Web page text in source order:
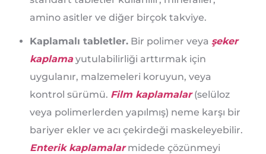
amino asitler ve diğer birçok takviye.
Kaplamalı tabletler. Bir polimer veya şeker
kaplamayutulabilirliği arttırmak için
uygulanır, malzemeleri koruyun, veya
kontrol sürümü. Film kaplamalar(selüloz
veya polimerlerden yapılmış) neme karşı bir
bariyer ekler ve acı çekirdeği maskeleyebilir.
Enterik kaplamalarmidede çözünmeyi